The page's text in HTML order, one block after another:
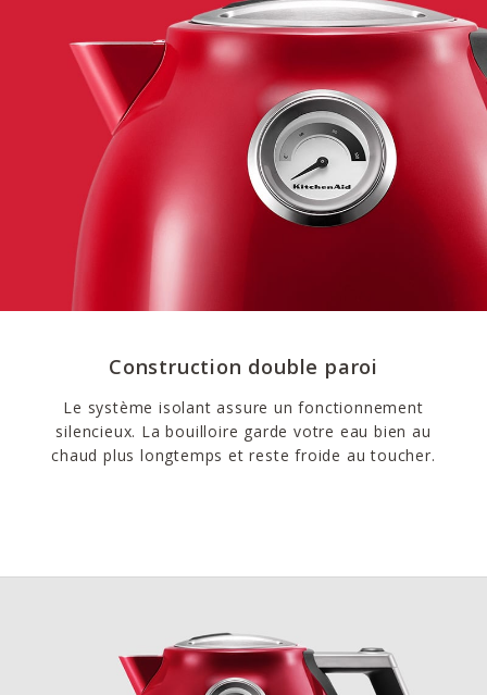
Construction double paroi
Le système isolant assure un fonctionnement
silencieux. La bouilloire garde votre eau bien au
chaud plus longtemps et reste froide au toucher.